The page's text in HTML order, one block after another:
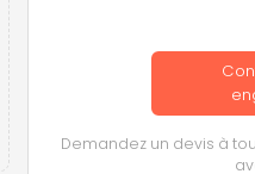
Demandez un devis à